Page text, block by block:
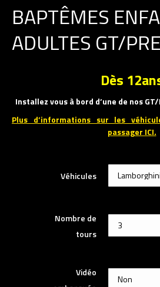
BAPTÊMES
ADULTES GT/
Dès
Installez vous à bord d’une de nos
Plus d’informations sur les
passager ICI.
Véhicules
Nombre de
tours
Vidéo